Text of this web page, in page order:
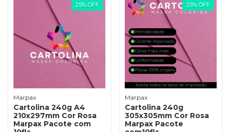
25% OFF
Marpax
Cartolina 240g A4
210x297mm Cor Rosa
Marpax Pacote com
25% OFF
Marpax
Cartolina 240g
305x305mm Cor Rosa
Marpax Pacote